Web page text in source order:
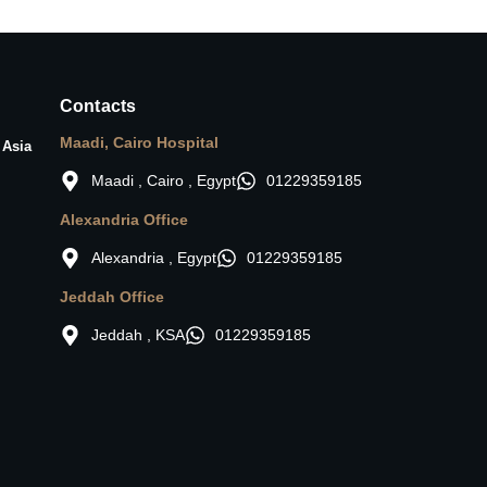
Contacts
Maadi, Cairo Hospital
Maadi , Cairo , Egypt 01229359185
Alexandria Office
Alexandria , Egypt 01229359185
Jeddah Office
Jeddah , KSA 01229359185